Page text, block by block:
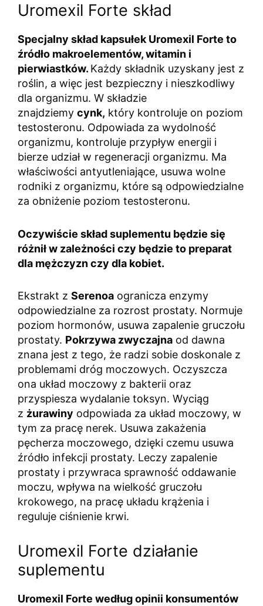
Uromexil Forte skład
Specjalny skład kapsułek Uromexil Forte to
źródło makroelementów, witamin i
pierwiastków. Każdy składnik uzyskany jest z
roślin, a więc jest bezpieczny i nieszkodliwy
dla organizmu. W składzie
znajdziemy cynk, który kontroluje on poziom
testosteronu. Odpowiada za wydolność
organizmu, kontroluje przypływ energii i
bierze udział w regeneracji organizmu. Ma
właściwości antyutleniające, usuwa wolne
rodniki z organizmu, które są odpowiedzialne
za obniżenie poziom testosteronu.
Oczywiście skład suplementu będzie się
różnił w zależności czy będzie to preparat
dla mężczyzn czy dla kobiet.
Ekstrakt z Serenoa ogranicza enzymy
odpowiedzialne za rozrost prostaty. Normuje
poziom hormonów, usuwa zapalenie gruczołu
prostaty. Pokrzywa zwyczajna od dawna
znana jest z tego, że radzi sobie doskonale z
problemami dróg moczowych. Oczyszcza
ona układ moczowy z bakterii oraz
przyspiesza wydalanie toksyn. Wyciąg
z żurawiny odpowiada za układ moczowy, w
tym za pracę nerek. Usuwa zakażenia
pęcherza moczowego, dzięki czemu usuwa
źródło infekcji prostaty. Leczy zapalenie
prostaty i przywraca sprawność oddawanie
moczu, wpływa na wielkość gruczołu
krokowego, na pracę układu krążenia i
reguluje ciśnienie krwi.
Uromexil Forte działanie
suplementu
Uromexil Forte według opinii konsumentów